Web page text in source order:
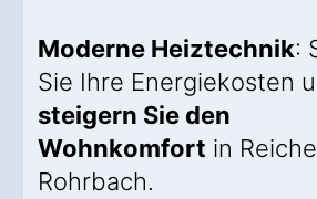
Moderne Heiztechnik:
Sie Ihre Energiekosten
steigern Sie den
Wohnkomfort in
Rohrbach.